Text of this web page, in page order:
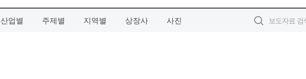
산업별 주제별 지역별 상장사 사진